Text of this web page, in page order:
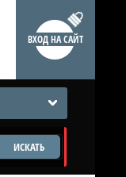
ВХОД НА САЙТ
ИСКАТЬ